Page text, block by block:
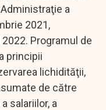
a
2021,
Programul de
principii
lichidităţii,
de către
salariilor, a